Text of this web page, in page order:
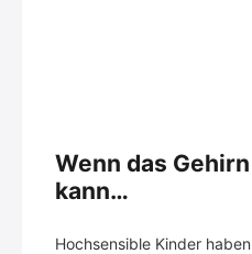
Wenn das
kann…
Hochsensible Kinder